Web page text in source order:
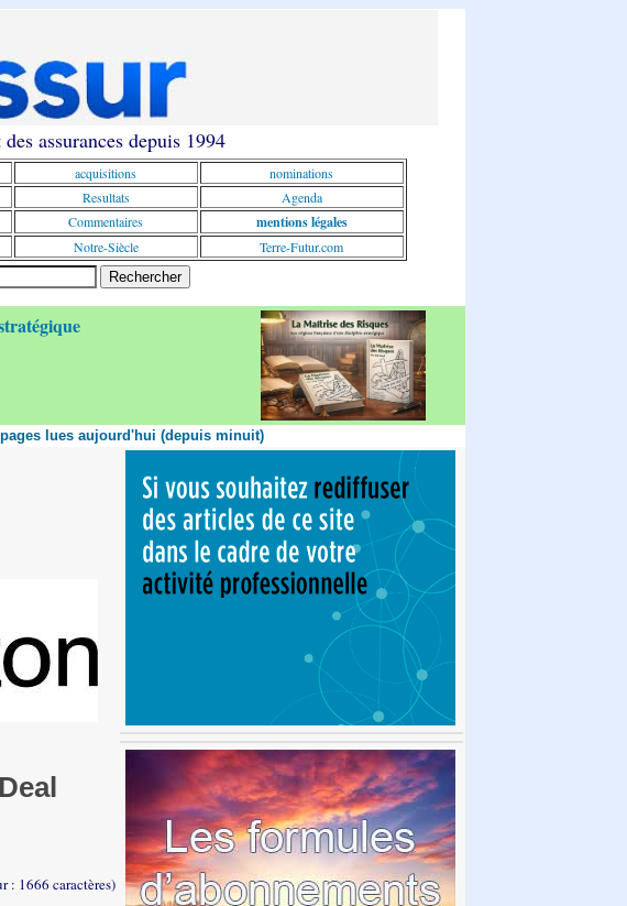
assurances depuis 1994
acquisitions
nominations
Resultats
Agenda
Commentaires mentions légales
Notre-Siècle Terre-Futur.com
lues aujourd'hui (depuis minuit)
: 1666 caractères)